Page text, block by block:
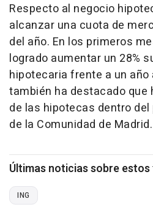
Respecto al negocio
alcanzar una cuota de
del año. En los primeros
logrado aumentar un 28%
hipotecaria frente a un año
también ha destacado que
de las hipotecas dentro
de la Comunidad de Madrid.
Últimas noticias sobre
ING